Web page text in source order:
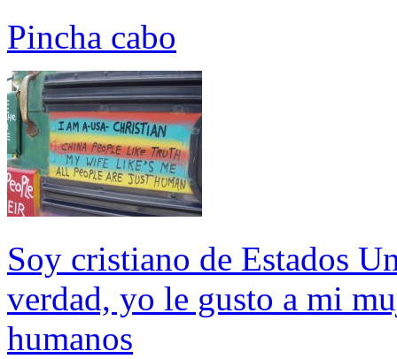
Pincha cabo
Soy cristiano de Estados
verdad, yo le gusto a mi
humanos